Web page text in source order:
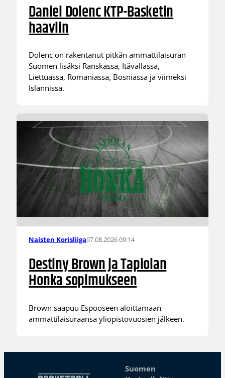
Daniel Dolenc KTP-Basketin
haaviin
Dolenc on rakentanut pitkän ammattilaisuran
Suomen lisäksi Ranskassa, Itävallassa,
Liettuassa, Romaniassa, Bosniassa ja viimeksi
Islannissa.
Naisten Korisliiga07.08.2026 09:14
Destiny Brown ja Tapiolan
Honka sopimukseen
Brown saapuu Espooseen aloittamaan
ammattilaisuraansa yliopistovuosien jälkeen.
Suomen